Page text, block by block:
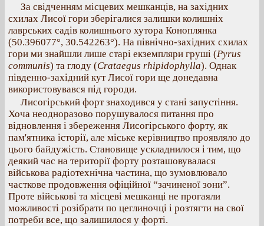
За свідченням місцевих мешканців, на західних
схилах Лисої гори зберігалися залишки колишніх
лаврських садів колишнього хутора Коноплянка
(50.396077°, 30.542263°). На північно-західних схилах
гори ми знайшли лише старі екземпляри груші (Pyrus
communis) та глоду (Crataegus rhipidophylla). Однак
південно-західний кут Лисої гори ще донедавна
використовувався під городи.
Лисогірський форт знаходився у стані запустіння.
Хоча неодноразово порушувалося питання про
відновлення і збереження Лисогірського форту, як
пам'ятника історії, але міське керівництво проявляло до
цього байдужість. Становище ускладнилося і тим, що
деякий час на території форту розташовувалася
військова радіотехнічна частина, що зумовлювало
часткове продовження офіційної “зачиненої зони”.
Проте військові та місцеві мешканці не прогаяли
можливості розібрати по цеглиночці і розтягти на свої
потреби все, що залишилося у форті.